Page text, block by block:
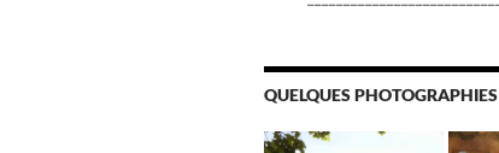
QUELQUES PHOTOGRAPHIES